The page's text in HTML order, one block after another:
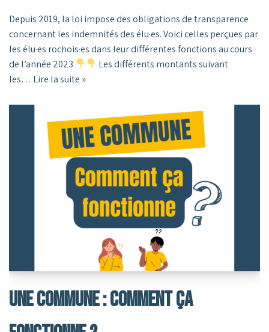
Depuis 2019, la loi impose des obligations de transparence
concernant les indemnités des élu·es. Voici celles perçues par
les élu·es rochois·es dans leur différentes fonctions au cours
de l’année 2023
Les différents montants suivant
les… Lire la suite »
Une Commune : Comment Ça